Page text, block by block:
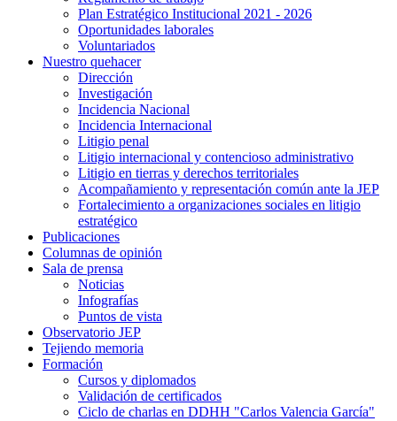
Plan Estratégico Institucional 2021 - 2026
Oportunidades laborales
Voluntariados
Nuestro quehacer
Dirección
Investigación
Incidencia Nacional
Incidencia Internacional
Litigio penal
Litigio internacional y contencioso administrativo
Litigio en tierras y derechos territoriales
Acompañamiento y representación común ante la JEP
Fortalecimiento a organizaciones sociales en litigio
estratégico
Publicaciones
Columnas de opinión
Sala de prensa
Noticias
Infografías
Puntos de vista
Observatorio JEP
Tejiendo memoria
Formación
Cursos y diplomados
Validación de certificados
Ciclo de charlas en DDHH "Carlos Valencia García"